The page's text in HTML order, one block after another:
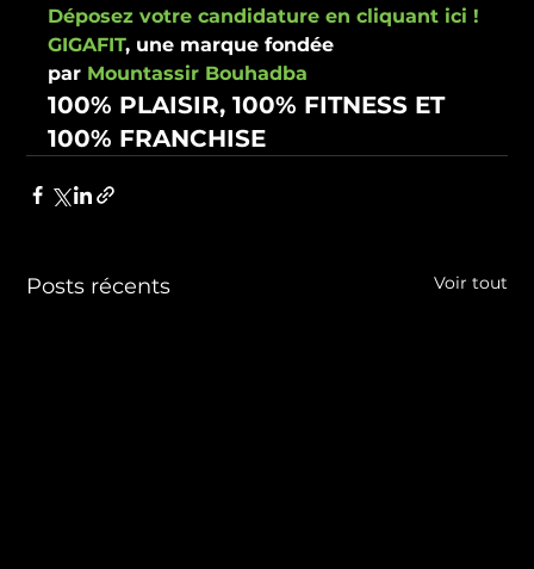
Déposez votre candidature en cliquant ici !
GIGAFIT, une marque fondée
par Mountassir Bouhadba
100% PLAISIR, 100% FITNESS ET
100% FRANCHISE
Posts récents Voir tout